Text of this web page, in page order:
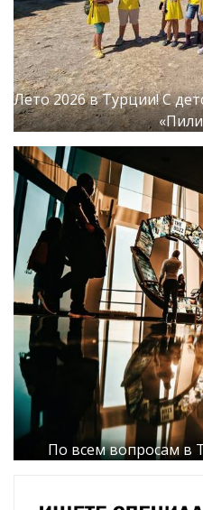
Лето 2026 в Турции! С
По всем вопросам в